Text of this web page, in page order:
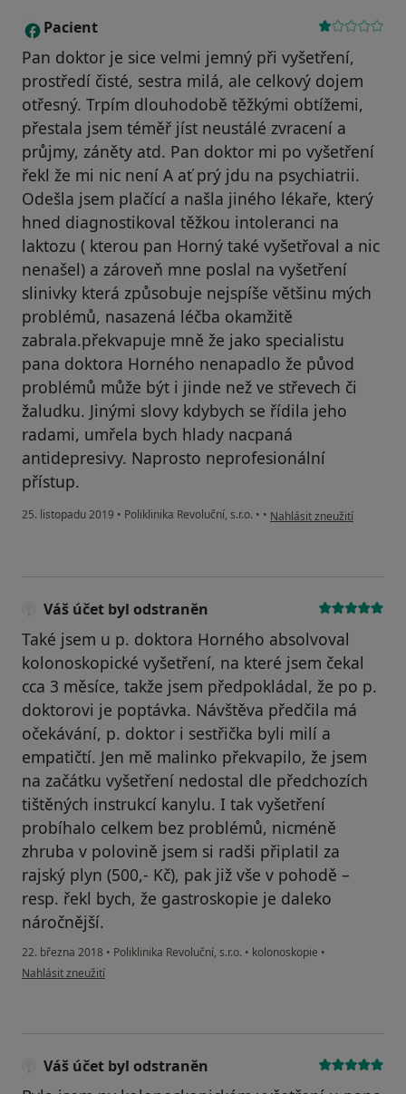
P Pacient
Pan doktor je sice velmi jemný při vyšetření,
prostředí čisté, sestra milá, ale celkový dojem
otřesný. Trpím dlouhodobě těžkými obtížemi,
přestala jsem téměř jíst neustálé zvracení a
průjmy, záněty atd. Pan doktor mi po vyšetření
řekl že mi nic není A ať prý jdu na psychiatrii.
Odešla jsem plačící a našla jiného lékaře, který
hned diagnostikoval těžkou intoleranci na
laktozu ( kterou pan Horný také vyšetřoval a nic
nenašel) a zároveň mne poslal na vyšetření
slinivky která způsobuje nejspíše většinu mých
problémů, nasazená léčba okamžitě
zabrala.překvapuje mně že jako specialistu
pana doktora Horného nenapadlo že původ
problémů může být i jinde než ve střevech či
žaludku. Jinými slovy kdybych se řídila jeho
radami, umřela bych hlady nacpaná
antidepresivy. Naprosto neprofesionální
přístup.
25. listopadu 2019 • Poliklinika Revoluční, s.r.o. • • podle názoru uživatele
Nahlásit zneužití
Váš účet byl odstraněn
Také jsem u p. doktora Horného absolvoval
kolonoskopické vyšetření, na které jsem čekal
cca 3 měsíce, takže jsem předpokládal, že po p.
doktorovi je poptávka. Návštěva předčila má
očekávání, p. doktor i sestřička byli milí a
empatičtí. Jen mě malinko překvapilo, že jsem
na začátku vyšetření nedostal dle předchozích
tištěných instrukcí kanylu. I tak vyšetření
probíhalo celkem bez problémů, nicméně
zhruba v polovině jsem si radši připlatil za
rajský plyn (500,- Kč), pak již vše v pohodě –
resp. řekl bych, že gastroskopie je daleko
náročnější.
22. března 2018 • Poliklinika Revoluční, s.r.o. • kolonoskopie •
podle názoru uživatele Váš účet byl odstraněn
Nahlásit zneužití
Váš účet byl odstraněn